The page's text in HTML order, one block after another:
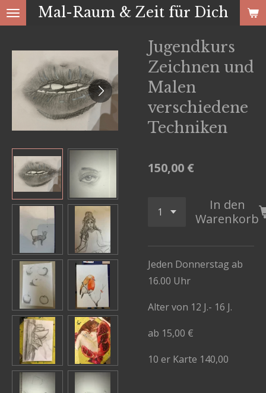
Zum
Mal-Raum & Zeit für Dich
Jugendkurs
Zeichnen und
Malen
verschiedene
Techniken
150,00 €
In den
Warenkorb
Jeden Donnerstag ab
16.00 Uhr
Alter von 12 J.- 16 J.
ab 15,00 €
10 er Karte 140,00